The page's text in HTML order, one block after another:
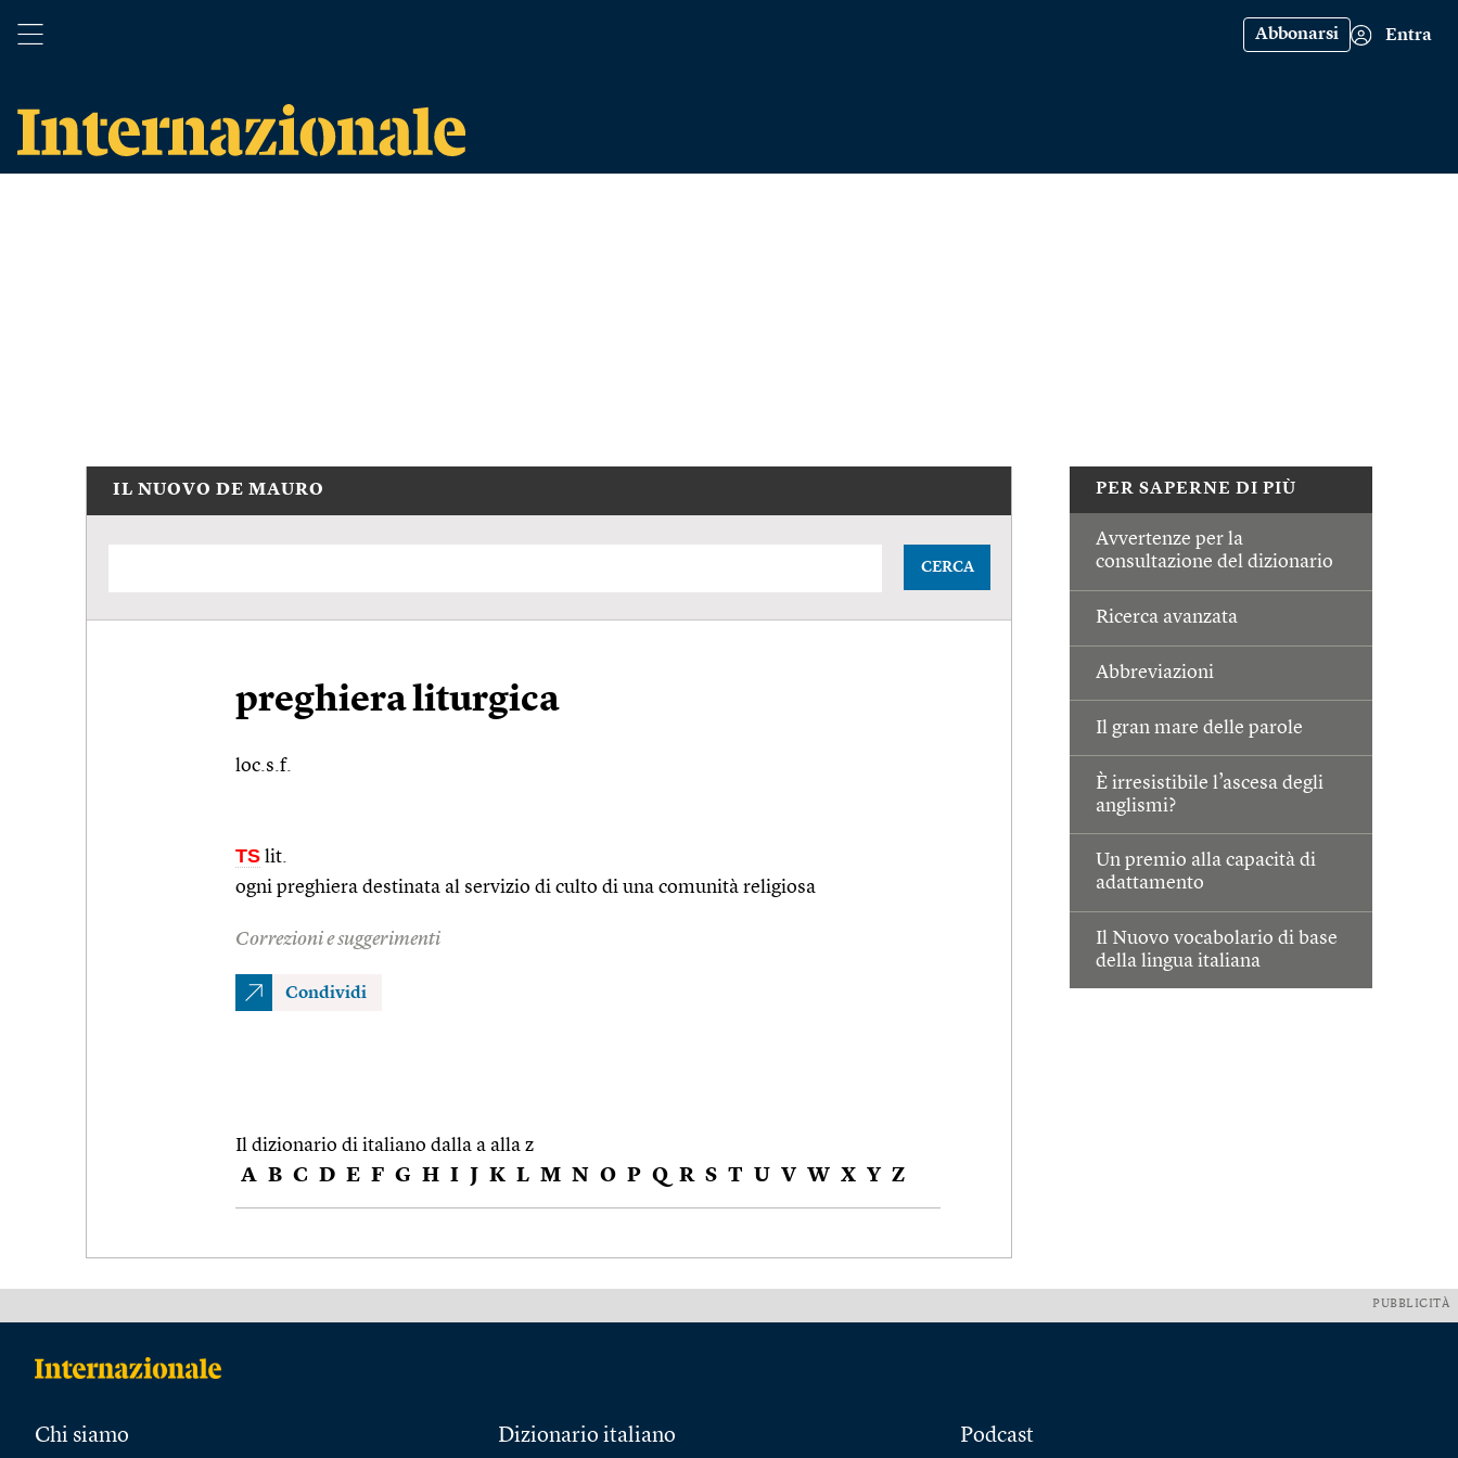
Abbonarsi Entra
PER SAPERNE DI PIÙ
Avvertenze per la
consultazione del dizionario
Ricerca avanzata
Abbreviazioni
Il gran mare delle parole
È irresistibile l’ascesa degli
anglismi?
Un premio alla capacità di
adattamento
Il Nuovo vocabolario di base
della lingua italiana
IL NUOVO DE MAURO
CERCA
preghiera liturgica
loc.s.f.
TS lit.
ogni preghiera destinata al servizio di culto di una comunità religiosa
Correzioni e suggerimenti
Condividi
Il dizionario di italiano dalla a alla z
A B C D E F G H I J K L M N O P Q R S T U V W X Y Z
PUBBLICITÀ
Chi siamo Dizionario italiano Podcast